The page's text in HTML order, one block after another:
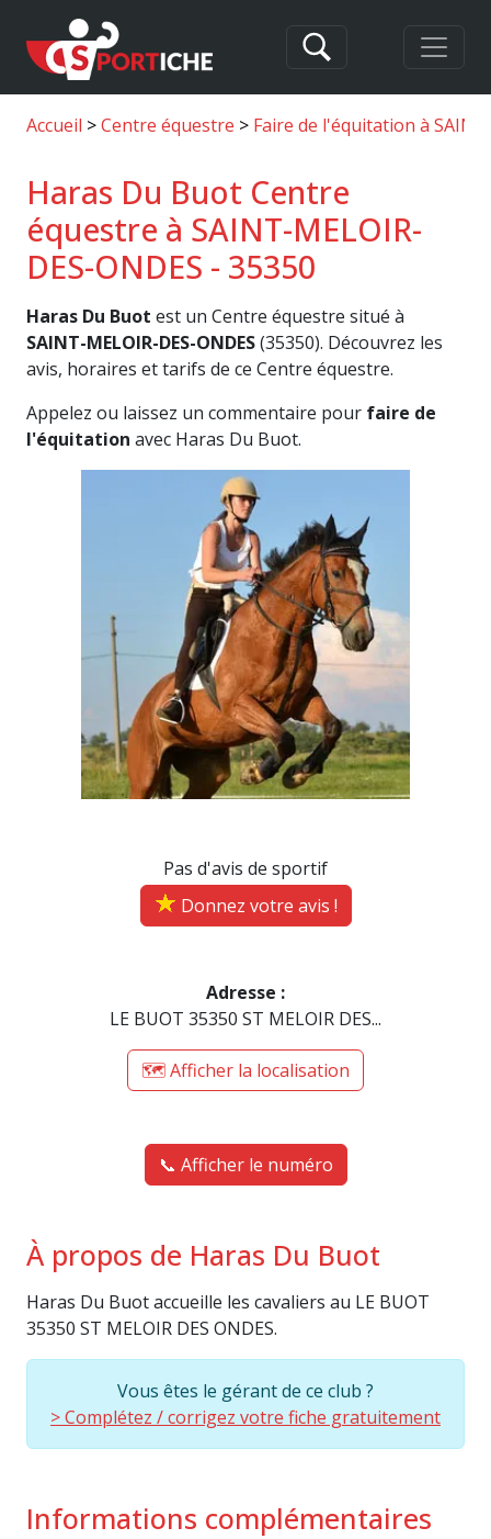
Accueil Centre équestre Faire de l'équitation à
Haras Du Buot Centre
équestre à SAINT-MELOIR-
DES-ONDES - 35350
Haras Du Buot est un Centre équestre situé à
SAINT-MELOIR-DES-ONDES(35350). Découvrez les
avis, horaires et tarifs de ce Centre équestre.
Appelez ou laissez un commentaire pour faire de
l'équitation avec Haras Du Buot.
Pas d'avis de sportif
Donnez votre avis !
Adresse :
LE BUOT 35350 ST MELOIR DES...
🗺️ Afficher la localisation
📞 Afficher le numéro
À propos de Haras Du Buot
Haras Du Buot accueille les cavaliers au LE BUOT
35350 ST MELOIR DES ONDES.
Vous êtes le gérant de ce club ?
> Complétez / corrigez votre fiche gratuitement
Informations complémentaires